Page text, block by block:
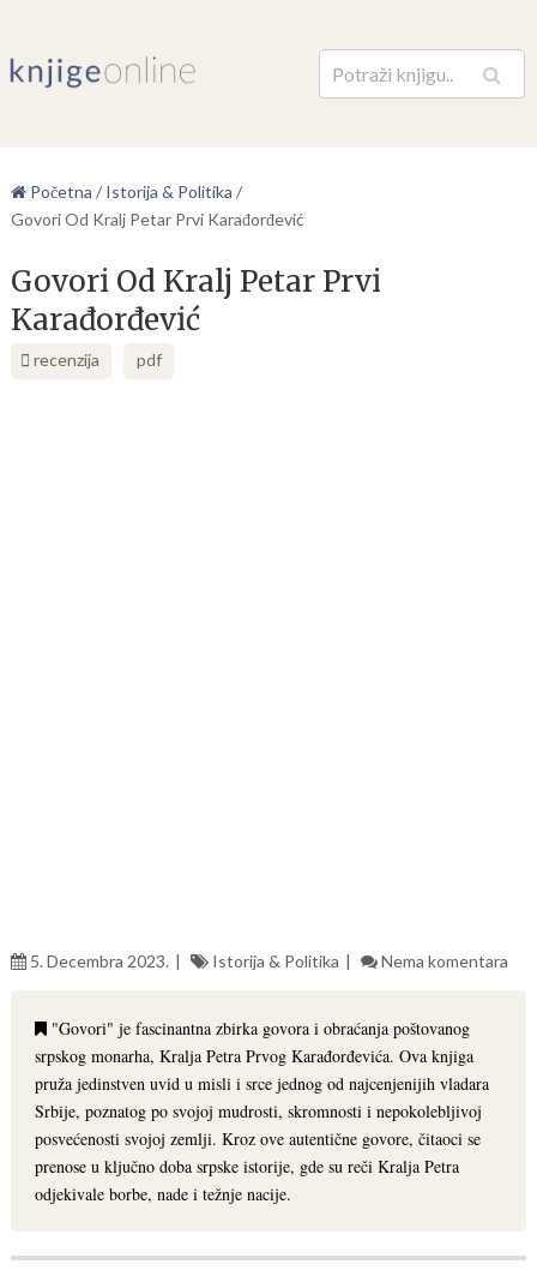
Pretraga
Početna / Istorija & Politika /
Govori Od Kralj Petar Prvi Karađorđević
Govori Od Kralj Petar Prvi
Karađorđević
recenzija pdf
5. Decembra 2023. Istorija & Politika Nema komentara
"Govori" je fascinantna zbirka govora i obraćanja poštovanog
srpskog monarha, Kralja Petra Prvog Karađorđevića. Ova knjiga
pruža jedinstven uvid u misli i srce jednog od najcenjenijih vladara
Srbije, poznatog po svojoj mudrosti, skromnosti i nepokolebljivoj
posvećenosti svojoj zemlji. Kroz ove autentične govore, čitaoci se
prenose u ključno doba srpske istorije, gde su reči Kralja Petra
odjekivale borbe, nade i težnje nacije.